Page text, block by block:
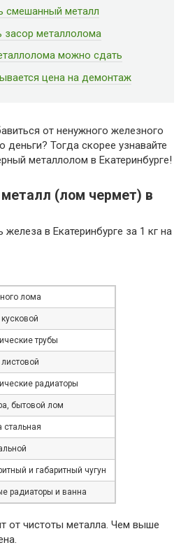
смешанный металл
засор металлолома
можно сдать
цена на демонтаж
от ненужного железного
деньги? Тогда скорее узнавайте
металлолом в Екатеринбурге!
(лом чермет) в
в Екатеринбурге за 1 кг на
лома
трубы
радиаторы
бытовой лом
стальная
и габаритный чугун
радиаторы и ванна
от чистоты металла. Чем выше